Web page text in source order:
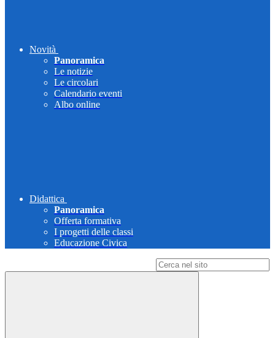
Novità
Panoramica
Le notizie
Le circolari
Calendario eventi
Albo online
Didattica
Panoramica
Offerta formativa
I progetti delle classi
Educazione Civica